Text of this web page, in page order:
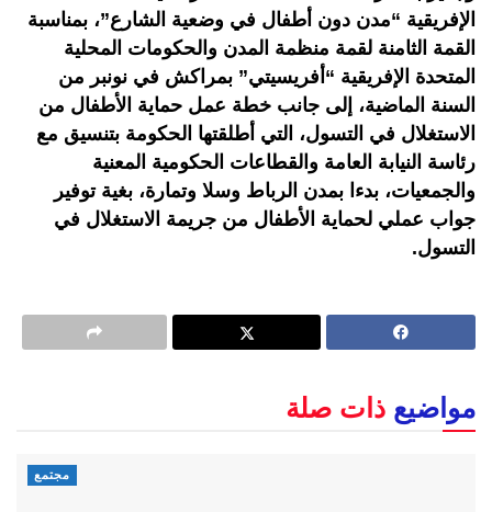
الإفريقية “مدن دون أطفال في وضعية الشارع”، بمناسبة
القمة الثامنة لقمة منظمة المدن والحكومات المحلية
المتحدة الإفريقية “أفريسيتي” بمراكش في نونبر من
السنة الماضية، إلى جانب خطة عمل حماية الأطفال من
الاستغلال في التسول، التي أطلقتها الحكومة بتنسيق مع
رئاسة النيابة العامة والقطاعات الحكومية المعنية
والجمعيات، بدءا بمدن الرباط وسلا وتمارة، بغية توفير
جواب عملي لحماية الأطفال من جريمة الاستغلال في
التسول.
مواضيع ذات صلة
مجتمع